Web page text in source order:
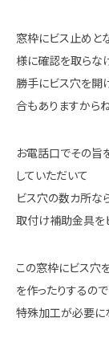
窓枠にビス止めと
様に確認を取らな
勝手にビス穴を開
合もありますからね
お電話口でその旨
していただいて
ビス穴の数カ所な
取付け補助金具を
この窓枠にビス穴
を作ったりするので
特殊加工が必要に